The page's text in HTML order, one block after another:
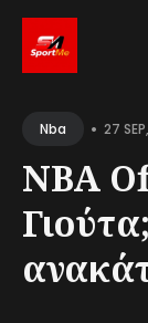
forNba • 27
NBA